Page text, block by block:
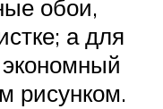
обои,
а для
рисунком.